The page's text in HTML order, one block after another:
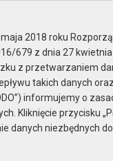
na stronie:
w Gryfinie
2018 roku
679 z dnia 27
z przetwarzaniem
takich danych
informujemy o
Kliknięcie przycisku
danych niezbędnych do